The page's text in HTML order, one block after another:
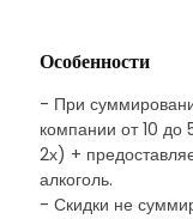
Особенности
- При
компании от 10 до
2х) +
алкоголь.
- Скидки не